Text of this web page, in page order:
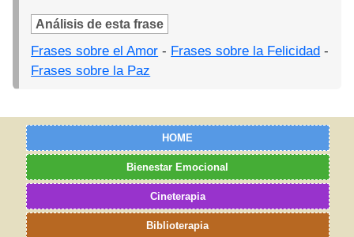
Análisis de esta frase
Frases sobre el Amor - Frases sobre la Felicidad -
Frases sobre la Paz
HOME
Bienestar Emocional
Cineterapia
Biblioterapia